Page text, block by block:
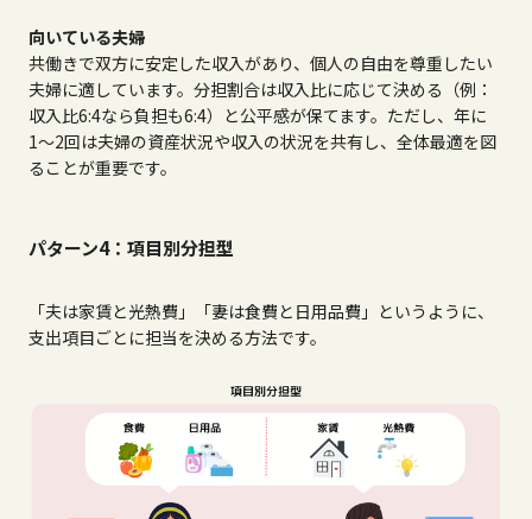
向いている夫婦
共働きで双方に安定した収入があり、個人の自由を尊重したい
夫婦に適しています。分担割合は収入比に応じて決める（例：
収入比6:4なら負担も6:4）と公平感が保てます。ただし、年に
1〜2回は夫婦の資産状況や収入の状況を共有し、全体最適を図
ることが重要です。
パターン4：項目別分担型
「夫は家賃と光熱費」「妻は食費と日用品費」というように、
支出項目ごとに担当を決める方法です。